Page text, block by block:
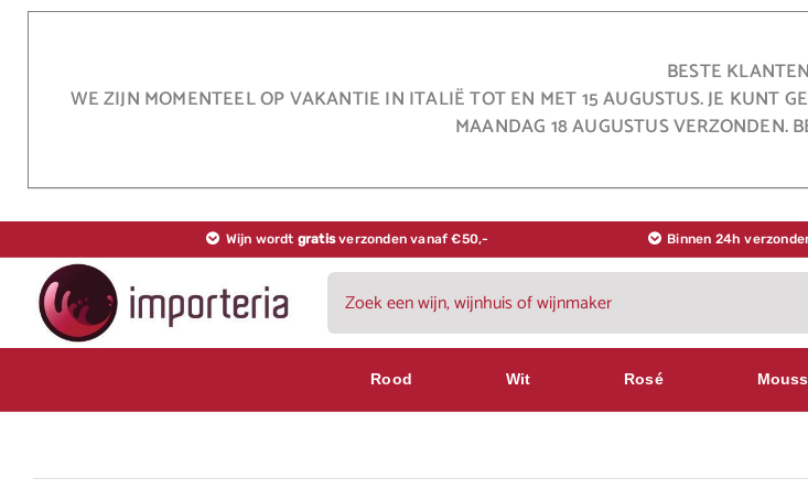
BESTE
WE ZIJN MOMENTEEL OP VAKANTIE IN ITALIË TOT EN MET 15 AUGUSTUS. JE KUNT
MAANDAG 18 AUGUSTUS VERZONDEN.
Wijn wordt gratisverzonden vanaf €50,- Binnen 24h
Zoeken
naar:
Rood Wit Rosé